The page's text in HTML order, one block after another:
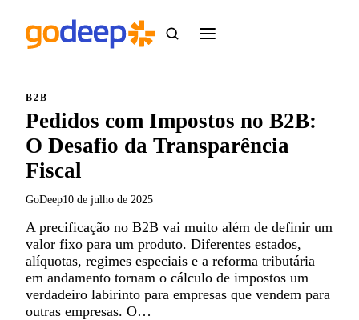
B2B
Pedidos com Impostos no B2B:
O Desafio da Transparência
Fiscal
GoDeep10 de julho de 2025
A precificação no B2B vai muito além de definir um
valor fixo para um produto. Diferentes estados,
alíquotas, regimes especiais e a reforma tributária
em andamento tornam o cálculo de impostos um
verdadeiro labirinto para empresas que vendem para
outras empresas. O…